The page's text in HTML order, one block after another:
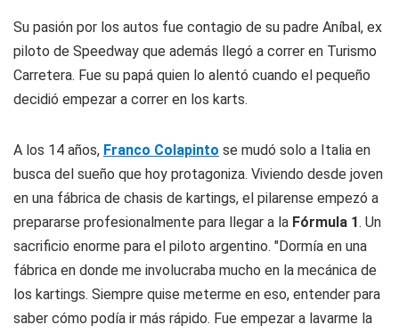
Su pasión por los autos fue contagio de su padre Aníbal, ex
piloto de Speedway que además llegó a correr en Turismo
Carretera. Fue su papá quien lo alentó cuando el pequeño
decidió empezar a correr en los karts.
A los 14 años, Franco Colapinto se mudó solo a Italia en
busca del sueño que hoy protagoniza. Viviendo desde joven
en una fábrica de chasis de kartings, el pilarense empezó a
prepararse profesionalmente para llegar a la Fórmula 1. Un
sacrificio enorme para el piloto argentino. "Dormía en una
fábrica en donde me involucraba mucho en la mecánica de
los kartings. Siempre quise meterme en eso, entender para
saber cómo podía ir más rápido. Fue empezar a lavarme la